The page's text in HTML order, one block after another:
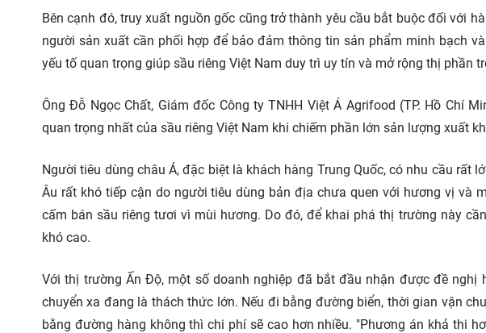
Bên cạnh đó, truy xuất nguồn gốc cũng trở thành yêu cầu bắt buộc đối với
người sản xuất cần phối hợp để bảo đảm thông tin sản phẩm minh bạch
yếu tố quan trọng giúp sầu riêng Việt Nam duy trì uy tín và mở rộng thị phần
Ông Đỗ Ngọc Chất, Giám đốc Công ty TNHH Việt Á Agrifood (TP. Hồ Chí
quan trọng nhất của sầu riêng Việt Nam khi chiếm phần lớn sản lượng xuất
Người tiêu dùng châu Á, đặc biệt là khách hàng Trung Quốc, có nhu cầu rất
Âu rất khó tiếp cận do người tiêu dùng bản địa chưa quen với hương vị và
cấm bán sầu riêng tươi vì mùi hương. Do đó, để khai phá thị trường này
khó cao.
Với thị trường Ấn Độ, một số doanh nghiệp đã bắt đầu nhận được đề nghị
chuyển xa đang là thách thức lớn. Nếu đi bằng đường biển, thời gian vận
bằng đường hàng không thì chi phí sẽ cao hơn nhiều. "Phương án khả thi